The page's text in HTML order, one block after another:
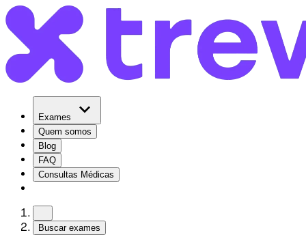
Exames
Quem somos
Blog
FAQ
Consultas Médicas
Buscar exames